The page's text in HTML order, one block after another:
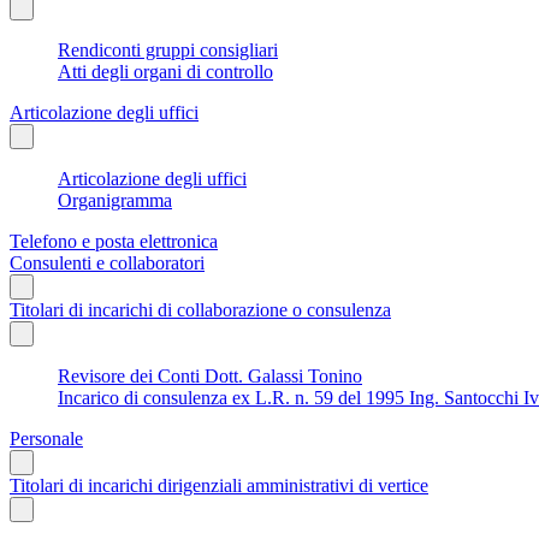
Rendiconti gruppi consigliari
Atti degli organi di controllo
Articolazione degli uffici
Articolazione degli uffici
Organigramma
Telefono e posta elettronica
Consulenti e collaboratori
Titolari di incarichi di collaborazione o consulenza
Revisore dei Conti Dott. Galassi Tonino
Incarico di consulenza ex L.R. n. 59 del 1995 Ing. Santocchi
Personale
Titolari di incarichi dirigenziali amministrativi di vertice